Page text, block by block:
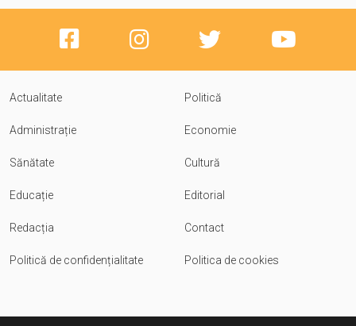
Actualitate Politică
Administrație Economie
Sănătate Cultură
Educație Editorial
Redacția Contact
Politică de confidențialitate Politica de cookies